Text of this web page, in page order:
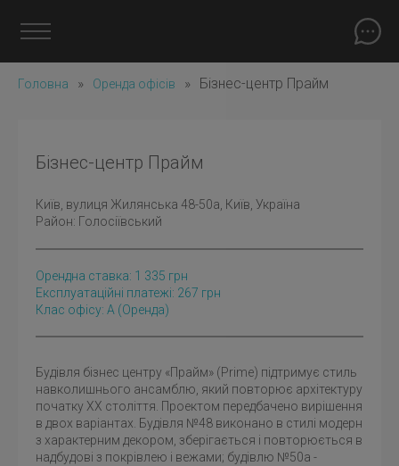
Головна » Оренда офісів » Бізнес-центр Прайм
Бізнес-центр Прайм
Київ , вулиця Жилянська 48-50а, Київ, Україна
Район: Голосіївський
Орендна ставка: 1 335 грн
Експлуатаційні платежі: 267 грн
Клас офісу: A (оренда)
Будівля бізнес центру «Прайм» (Prime) підтримує стиль
навколишнього ансамблю, який повторює архітектуру
початку XX століття. Проектом передбачено вирішення
в двох варіантах. Будівля №48 виконано в стилі модерн
з характерним декором, зберігається і повторюється в
надбудові з покрівлею і вежами; будівлю №50а -